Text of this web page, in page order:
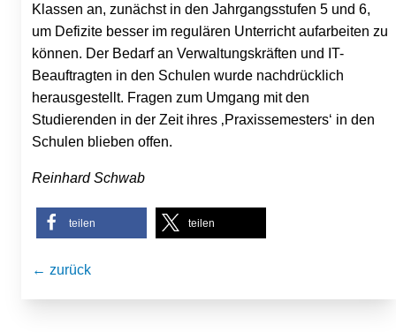
Klassen an, zunächst in den Jahrgangsstufen 5 und 6,
um Defizite besser im regulären Unterricht aufarbeiten zu
können. Der Bedarf an Verwaltungskräften und IT-
Beauftragten in den Schulen wurde nachdrücklich
herausgestellt. Fragen zum Umgang mit den
Studierenden in der Zeit ihres ‚Praxissemesters‘ in den
Schulen blieben offen.
Reinhard Schwab
teilen teilen
← zurück